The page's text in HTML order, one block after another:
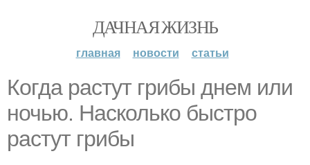
ДАЧНАЯ ЖИЗНЬ
главная новости статьи
Когда растут грибы днем или
ночью. Насколько быстро
растут грибы